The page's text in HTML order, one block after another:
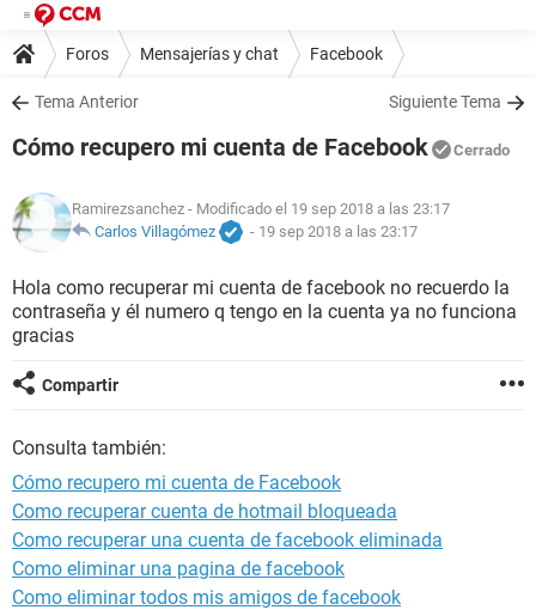
Foros Mensajerías y chat Facebook
Tema Anterior Siguiente Tema
Cómo recupero mi cuenta de Facebook Cerrado
Ramirezsanchez - Modificado el 19 sep 2018 a las 23:17
Carlos Villagómez
- 19 sep 2018 a las 23:17
Hola como recuperar mi cuenta de facebook no recuerdo la
contraseña y él numero q tengo en la cuenta ya no funciona
gracias
Compartir
Consulta también:
Cómo recupero mi cuenta de Facebook
Como recuperar cuenta de hotmail bloqueada
Como recuperar una cuenta de facebook eliminada
Como eliminar una pagina de facebook
Como eliminar todos mis amigos de facebook